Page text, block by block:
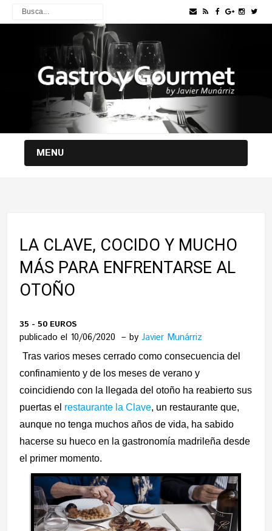
MENU
LA CLAVE, COCIDO Y MUCHO
MÁS PARA ENFRENTARSE AL
OTOÑO
35 - 50 EUROS
publicado el 10/06/2020 byJavier Munárriz
Tras varios meses cerrado como consecuencia del
confinamiento y de los meses de verano y
coincidiendo con la llegada del otoño ha reabierto sus
puertas el restaurante la Clave, un restaurante que,
aunque no tenga muchos años de vida, ha sabido
hacerse su hueco en la gastronomía madrileña desde
el primer momento.